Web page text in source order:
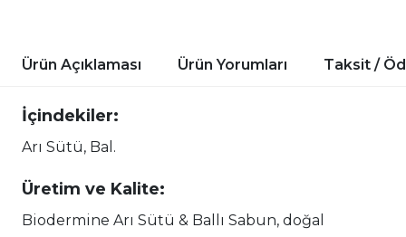
Ürün Açıklaması Taksit /
Ürün Yorumları
İçindekiler:
Arı Sütü, Bal.
Üretim ve Kalite:
Biodermine Arı Sütü & Ballı Sabun, doğal